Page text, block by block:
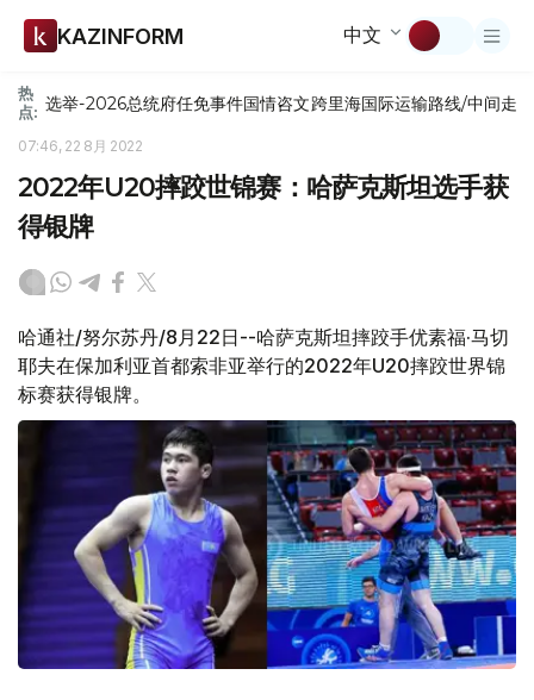
KAZINFORM 中文
热
点: 选举-2026总统府任免事件国情咨文跨里海国际运输路线/中间走廊
07:46, 22 8月 2022
2022年U20摔跤世锦赛：哈萨克斯坦选手获
得银牌
哈通社/努尔苏丹/8月22日--哈萨克斯坦摔跤手优素福·马切
耶夫在保加利亚首都索非亚举行的2022年U20摔跤世界锦
标赛获得银牌。